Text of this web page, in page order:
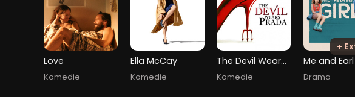
Love
Komedie
Ella McCay
Komedie
The Devil Wears Prada
Komedie
+
Drama